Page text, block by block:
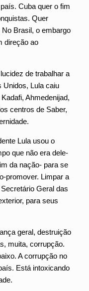
Cuba quer o fim
Quer
Brasil, o embargo
direção ao
de trabalhar a
Unidos, Lula caiu
Ahmedenijad,
centros de Saber,
Lula usou o
que não era dele-
da nação- para se
promover. Limpar a
Geral das
para seus
geral, destruição
muita, corrupção.
A corrupção no
Está intoxicando